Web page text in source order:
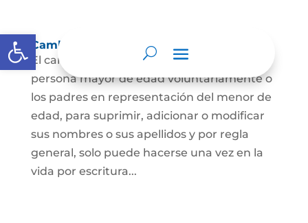
Abrir barra de herramientas
Cambio Nombre
El cambio de nombre lo podrá hacer la
persona mayor de edad voluntariamente o
los padres en representación del menor de
edad, para suprimir, adicionar o modificar
sus nombres o sus apellidos y por regla
general, solo puede hacerse una vez en la
vida por escritura...